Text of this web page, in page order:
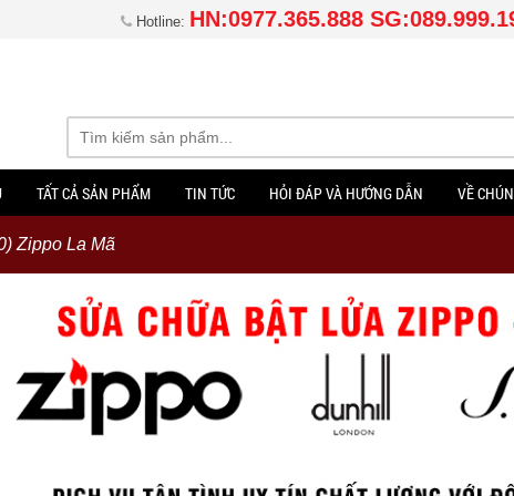
Hotline: HN:0977.365.888
TẤT CẢ SẢN PHẨM TIN TỨC HỎI ĐÁP VÀ HƯỚNG DẪN VỀ
Zippo La Mã